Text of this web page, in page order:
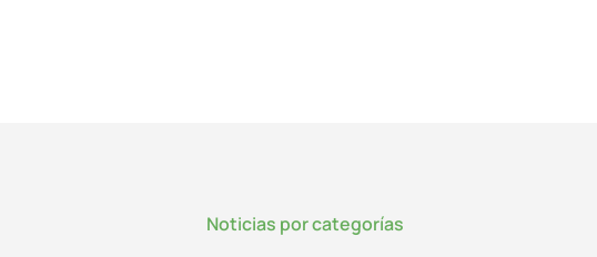
Noticias por categorías